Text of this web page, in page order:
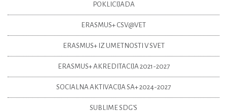
POKLICIJADA
ERASMUS+ CSV@VET
ERASMUS+ IZ UMETNOSTI V SVET
ERASMUS+ AKREDITACIJA 2021-2027
SOCIALNA AKTIVACIJA SA+ 2024-2027
SUBLIME SDG'S